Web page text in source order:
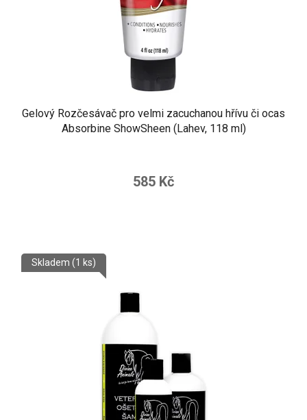
Gelový Rozčesávač pro velmi zacuchanou hřívu či ocas
Absorbine ShowSheen (Lahev, 118 ml)
585 Kč
Skladem (1 ks)